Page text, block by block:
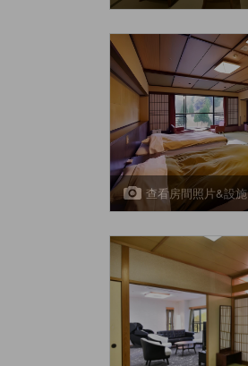
查看房間照片&設施